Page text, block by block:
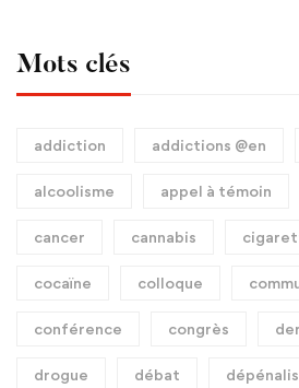
Mots clés
addiction addictions @en
alcoolisme appel à témoin
cancer cannabis
cocaïne colloque
conférence congrès
drogue débat